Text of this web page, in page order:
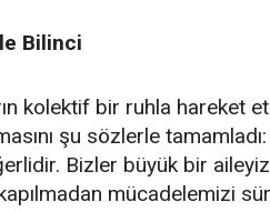
Bilinci
kolektif bir ruhla hareket
şu sözlerle
Bizler büyük bir
mücadelemizi